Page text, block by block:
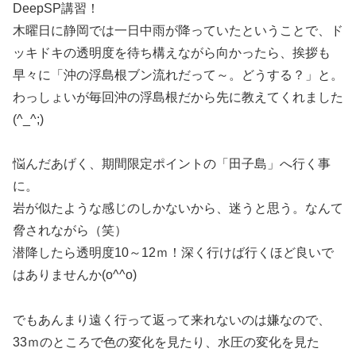
DeepSP講習！
木曜日に静岡では一日中雨が降っていたということで、ド
ッキドキの透明度を待ち構えながら向かったら、挨拶も
早々に「沖の浮島根ブン流れだって～。どうする？」と。
わっしょいが毎回沖の浮島根だから先に教えてくれました
(^_^;)
悩んだあげく、期間限定ポイントの「田子島」へ行く事
に。
岩が似たような感じのしかないから、迷うと思う。なんて
脅されながら（笑）
潜降したら透明度10～12ｍ！深く行けば行くほど良いで
はありませんか(o^^o)
でもあんまり遠く行って返って来れないのは嫌なので、
33ｍのところで色の変化を見たり、水圧の変化を見た